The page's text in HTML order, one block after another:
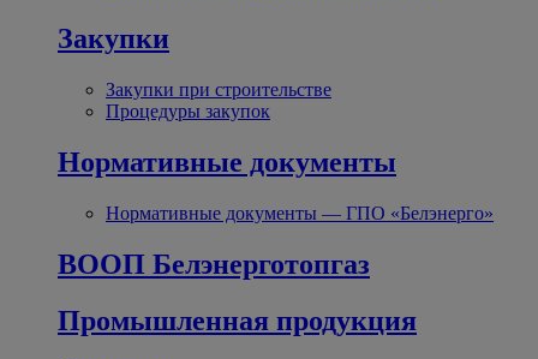
Закупки
Закупки при строительстве
Процедуры закупок
Нормативные документы
Нормативные документы — ГПО «Белэнерго»
ВООП Белэнерготопгаз
Промышленная продукция